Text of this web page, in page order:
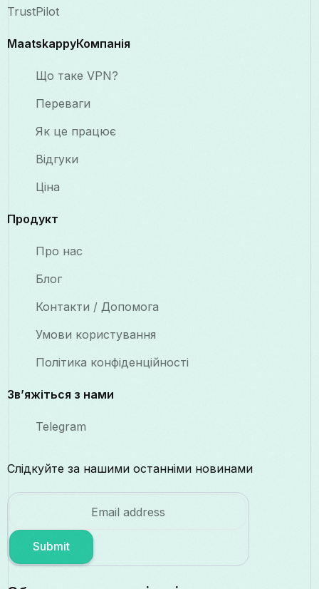
TrustPilot
MaatskappyКомпанія
Що таке VPN?
Переваги
Як це працює
Відгуки
Ціна
Продукт
Про нас
Блог
Контакти / Допомога
Умови користування
Політика конфіденційності
Зв’яжіться з нами
Telegram
Слідкуйте за нашими останніми новинами
Submit